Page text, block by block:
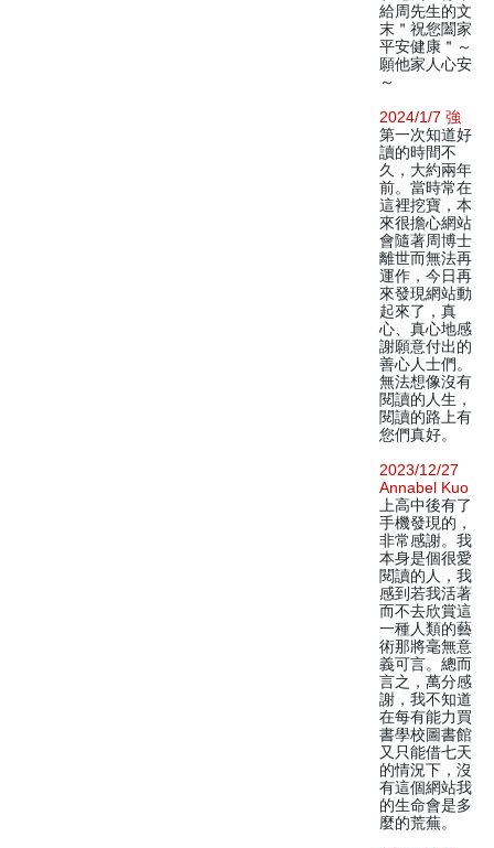
給周先生的文
末＂祝您闔家
平安健康＂～
願他家人心安
～
2024/1/7 強
第一次知道好
讀的時間不
久，大約兩年
前。當時常在
這裡挖寶，本
來很擔心網站
會隨著周博士
離世而無法再
運作，今日再
來發現網站動
起來了，真
心、真心地感
謝願意付出的
善心人士們。
無法想像沒有
閱讀的人生，
閱讀的路上有
您們真好。
2023/12/27
Annabel Kuo
上高中後有了
手機發現的，
非常感謝。我
本身是個很愛
閱讀的人，我
感到若我活著
而不去欣賞這
一種人類的藝
術那將毫無意
義可言。總而
言之，萬分感
謝，我不知道
在每有能力買
書學校圖書館
又只能借七天
的情況下，沒
有這個網站我
的生命會是多
麼的荒蕪。